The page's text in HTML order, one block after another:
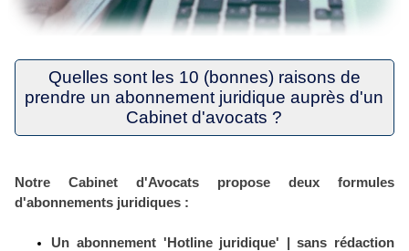
Quelles sont les 10 (bonnes) raisons de
prendre un abonnement juridique auprès d'un
Cabinet d'avocats ?
Notre Cabinet d'Avocatspropose deux formules
d'abonnements juridiques :
Un abonnement 'Hotline juridique' | sans rédaction